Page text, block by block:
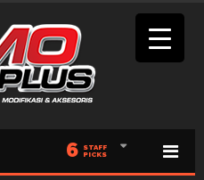
6 STAFF
PICKS